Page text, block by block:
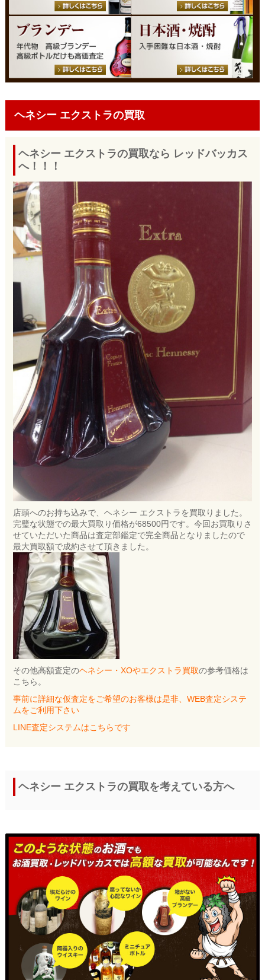
ヘネシー エクストラの買取
ヘネシー エクストラの買取なら レッドバッカス
へ！！！
店頭へのお持ち込みで、ヘネシー エクストラを買取りました。
完璧な状態での最大買取り価格が68500円です。今回お買取りさ
せていただいた商品は査定部鑑定で完全商品となりましたので
最大買取額で成約させて頂きました。
その他高額査定のヘネシー・XOやエクストラ買取の参考価格は
こちら。
事前に詳細な仮査定をご希望のお客様は是非、WEB査定システ
ムをご利用下さい
LINE査定システムはこちらです
ヘネシー エクストラの買取を考えている方へ